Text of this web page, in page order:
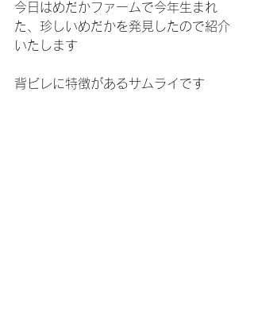
今日はめだかファームで今年生まれ
た、珍しいめだかを発見したので紹介
いたします
背ビレに特徴があるサムライです